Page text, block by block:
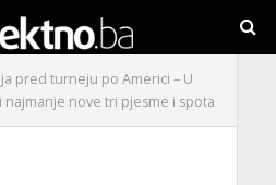
pred turneju po Americi – U
najmanje nove tri pjesme i spota